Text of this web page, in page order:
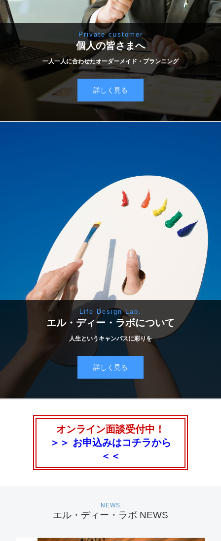
Private customer
個人の皆さまへ
一人一人に合わせたオーダーメイド・プランニング
詳しく見る
Life Design Lab.
エル・ディー・ラボについて
人生というキャンパスに彩りを
詳しく見る
オンライン面談受付中！
＞＞ お申込みはコチラから
＜＜
NEWS
エル・ディー・ラボ NEWS